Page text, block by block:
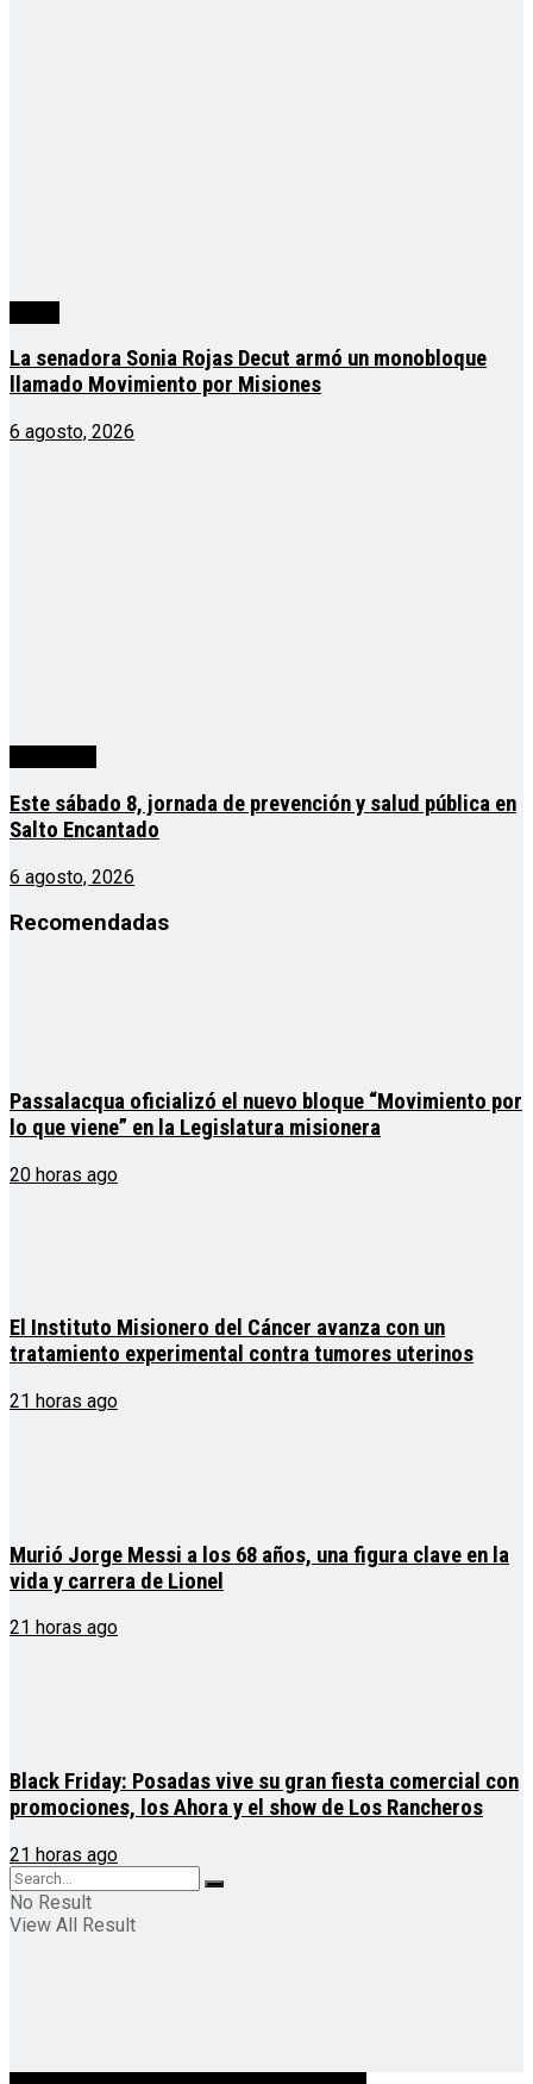
La senadora Sonia Rojas Decut armó un monobloque
llamado Movimiento por Misiones
6 agosto, 2026
Este sábado 8, jornada de prevención y salud pública en
Salto Encantado
6 agosto, 2026
Recomendadas
Passalacqua oficializó el nuevo bloque “Movimiento por
lo que viene” en la Legislatura misionera
20 horas ago
El Instituto Misionero del Cáncer avanza con un
tratamiento experimental contra tumores uterinos
21 horas ago
Murió Jorge Messi a los 68 años, una figura clave en la
vida y carrera de Lionel
21 horas ago
Black Friday: Posadas vive su gran fiesta comercial con
promociones, los Ahora y el show de Los Rancheros
21 horas ago
No Result
View All Result